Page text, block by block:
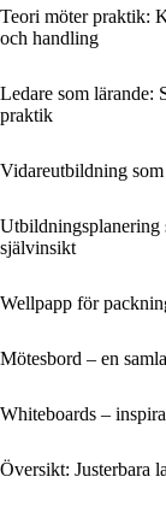
Teori möter praktik:
och handling
Ledare som lärande:
praktik
Vidareutbildning
Utbildningsplanering
självinsikt
Wellpapp för
Mötesbord – en
Whiteboards –
Översikt: Justerbara